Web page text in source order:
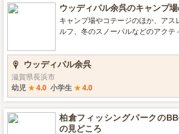
ウッディパル余呉のキャンプ
キャンプ場やコテージのほか、アス
ルフ、冬のスノーパルなどのアクテ
などの体験メニューもあります。 ■営業期間／営業時間 4
月～11月（冬季要相談） ■設備 売店, デイキャンプエリ
原, 星空がきれい ■宿泊について 樹間サイト・オートサイ
ト/1区画4,180円 フリーサイト/1人
0円～） コテージ/1棟19,250円～ ■環境・サービス シャ
ワー利用可/有料1人330円（土、祝
ウッディパル余呉
滋賀県長浜市
幼児 ★ 4.0 小学生 ★ 4.0
柏倉フィッシングパークの
の見どころ